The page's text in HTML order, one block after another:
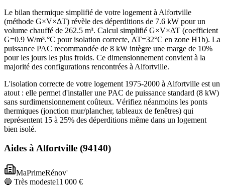
Le bilan thermique simplifié de votre logement à Alfortville
(méthode G×V×ΔT) révèle des déperditions de 7.6 kW pour un
volume chauffé de 262.5 m³. Calcul simplifié G×V×ΔT (coefficient
G=0.9 W/m³.°C pour isolation correcte, ΔT=32°C en zone H1b). La
puissance PAC recommandée de 8 kW intègre une marge de 10%
pour les jours les plus froids. Ce dimensionnement convient à la
majorité des configurations rencontrées à Alfortville.
L'isolation correcte de votre logement 1975-2000 à Alfortville est un
atout : elle permet d'installer une PAC de puissance standard (8 kW)
sans surdimensionnement coûteux. Vérifiez néanmoins les ponts
thermiques (jonction mur/plancher, tableaux de fenêtres) qui
représentent 15 à 25% des déperditions même dans un logement
bien isolé.
Aides àAlfortville (94140)
MaPrimeRénov'
🔵 Très modeste11 000 €